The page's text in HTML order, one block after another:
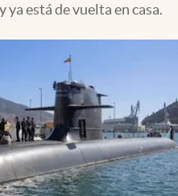
está de vuelta en casa.